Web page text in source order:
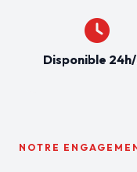
Disponible
NOTRE